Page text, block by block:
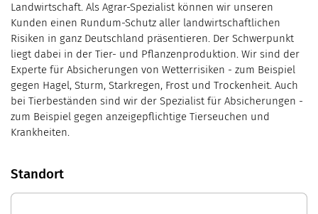
Landwirtschaft. Als Agrar-Spezialist können wir unseren
Kunden einen Rundum-Schutz aller landwirtschaftlichen
Risiken in ganz Deutschland präsentieren. Der Schwerpunkt
liegt dabei in der Tier- und Pflanzenproduktion. Wir sind der
Experte für Absicherungen von Wetterrisiken - zum Beispiel
gegen Hagel, Sturm, Starkregen, Frost und Trockenheit. Auch
bei Tierbeständen sind wir der Spezialist für Absicherungen -
zum Beispiel gegen anzeigepflichtige Tierseuchen und
Krankheiten.
Standort